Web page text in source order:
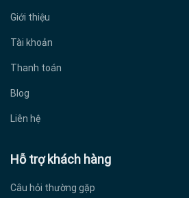
Giới thiệu
Tài khoản
Thanh toán
Blog
Liên hệ
Hỗ trợ khách hàng
Câu hỏi thường gặp